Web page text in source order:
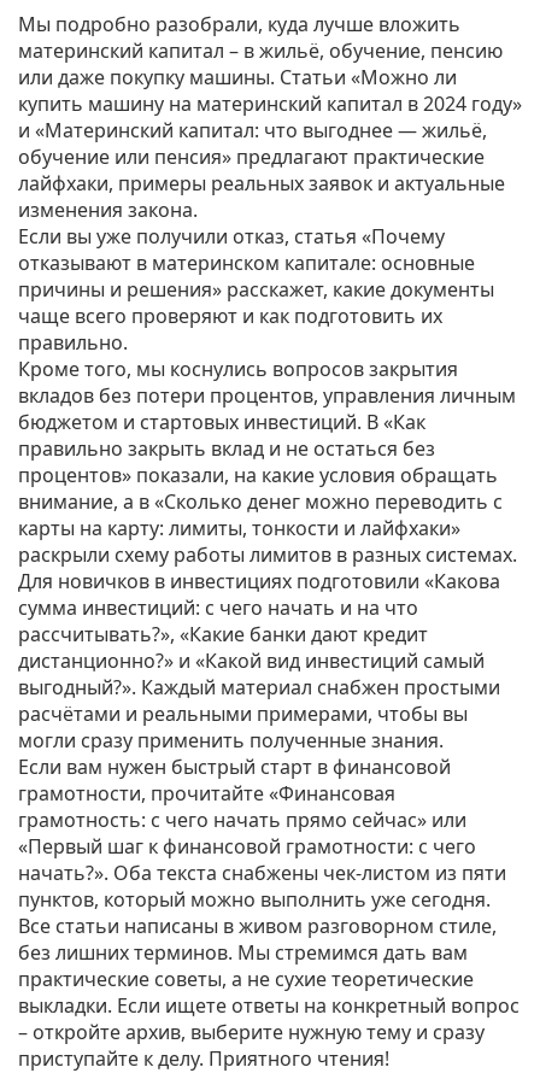
Мы подробно разобрали, куда лучше вложить
материнский капитал – в жильё, обучение, пенсию
или даже покупку машины. Статьи «Можно ли
купить машину на материнский капитал в 2024 году»
и «Материнский капитал: что выгоднее — жильё,
обучение или пенсия» предлагают практические
лайфхаки, примеры реальных заявок и актуальные
изменения закона.
Если вы уже получили отказ, статья «Почему
отказывают в материнском капитале: основные
причины и решения» расскажет, какие документы
чаще всего проверяют и как подготовить их
правильно.
Кроме того, мы коснулись вопросов закрытия
вкладов без потери процентов, управления личным
бюджетом и стартовых инвестиций. В «Как
правильно закрыть вклад и не остаться без
процентов» показали, на какие условия обращать
внимание, а в «Сколько денег можно переводить с
карты на карту: лимиты, тонкости и лайфхаки»
раскрыли схему работы лимитов в разных системах.
Для новичков в инвестициях подготовили «Какова
сумма инвестиций: с чего начать и на что
рассчитывать?», «Какие банки дают кредит
дистанционно?» и «Какой вид инвестиций самый
выгодный?». Каждый материал снабжен простыми
расчётами и реальными примерами, чтобы вы
могли сразу применить полученные знания.
Если вам нужен быстрый старт в финансовой
грамотности, прочитайте «Финансовая
грамотность: с чего начать прямо сейчас» или
«Первый шаг к финансовой грамотности: с чего
начать?». Оба текста снабжены чек‑листом из пяти
пунктов, который можно выполнить уже сегодня.
Все статьи написаны в живом разговорном стиле,
без лишних терминов. Мы стремимся дать вам
практические советы, а не сухие теоретические
выкладки. Если ищете ответы на конкретный вопрос
– откройте архив, выберите нужную тему и сразу
приступайте к делу. Приятного чтения!